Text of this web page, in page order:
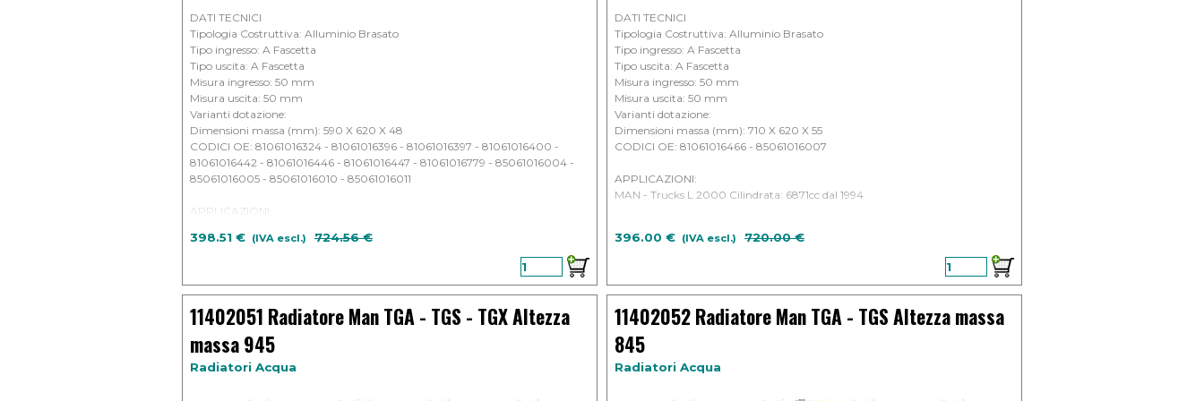
DATI TECNICI
Tipologia Costruttiva: Alluminio Brasato
Tipo ingresso: A Fascetta
Tipo uscita: A Fascetta
Misura ingresso: 50 mm
Misura uscita: 50 mm
Varianti dotazione:
Dimensioni massa (mm): 590 X 620 X 48
CODICI OE: 81061016324 - 81061016396 - 81061016397 - 81061016400 -
81061016442 - 81061016446 - 81061016447 - 81061016779 - 85061016004 -
85061016005 - 85061016010 - 85061016011
APPLICAZIONI:
MAN - Trucks M 2000 Cilindrata: 4580cc dsal 1995
398.51 € (IVA escl.) Prezzo senza sconto
724.56 €
DATI TECNICI
Tipologia Costruttiva: Alluminio Brasato
Tipo ingresso: A Fascetta
Tipo uscita: A Fascetta
Misura ingresso: 50 mm
Misura uscita: 50 mm
Varianti dotazione:
Dimensioni massa (mm): 710 X 620 X 55
CODICI OE: 81061016466 - 85061016007
APPLICAZIONI:
MAN - Trucks L 2000 Cilindrata: 6871cc dal 1994
396.00 € (IVA escl.) Prezzo senza sconto
720.00 €
11402051 Radiatore Man TGA - TGS - TGX Altezza
massa 945
Radiatori Acqua
11402052 Radiatore Man TGA - TGS Altezza massa
845
Radiatori Acqua